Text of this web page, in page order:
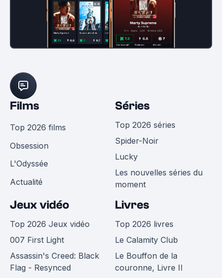
Films
Top 2026 films
Obsession
L'Odyssée
Actualité
Séries
Top 2026 séries
Spider-Noir
Lucky
Les nouvelles séries du
moment
Jeux vidéo
Top 2026 Jeux vidéo
007 First Light
Assassin's Creed: Black
Flag - Resynced
Livres
Top 2026 livres
Le Calamity Club
Le Bouffon de la
couronne, Livre II